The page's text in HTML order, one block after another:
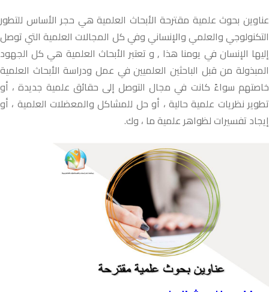
عناوين بحوث علمية مقترحة الأبحاث العلمية هي حجر الأساس للتطور
التكنولوجي والعلمي والإنساني وفي كل المجالات العلمية التي توصل
إليها الإنسان في يومنا هذا , و تعتبر الأبحاث العلمية هي كل الجهود
المبذولة من قبل الباحثين العلميين في عمل ودراسة الأبحاث العلمية
خاصتهم سواءً كانت في مجال التوصل إلى حقائق علمية جديدة ، أو
تطوير نظريات علمية حالية ، أو حل للمشاكل والمعضلات العلمية ، أو
إيجاد تفسيرات لظواهر علمية ما ، وك.